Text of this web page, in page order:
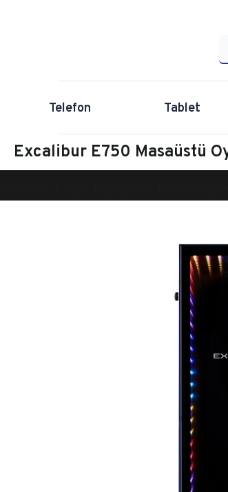
Telefon Tablet
Excalibur E750 Masaüstü